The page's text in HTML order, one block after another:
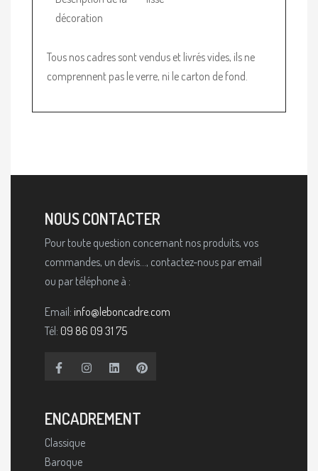
décoration
Tous nos cadres sont vendus et livrés vides, ils ne
comprennent pas le verre, ni le carton de fond.
NOUS CONTACTER
Pour toute question concernant nos produits, vos
commandes, un devis..., contactez-nous par email
ou par téléphone à :
Email: info@leboncadre.com
Tél: 09 86 09 31 75
ENCADREMENT
Classique
Baroque